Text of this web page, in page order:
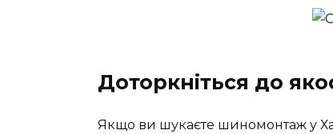
Доторкніться до
Якщо ви шукаєте шиномонтаж у